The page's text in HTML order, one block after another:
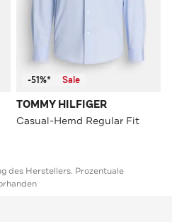
-51%* Sale
TOMMY HILFIGER
Casual-Hemd Regular Fit
des Herstellers. Prozentuale